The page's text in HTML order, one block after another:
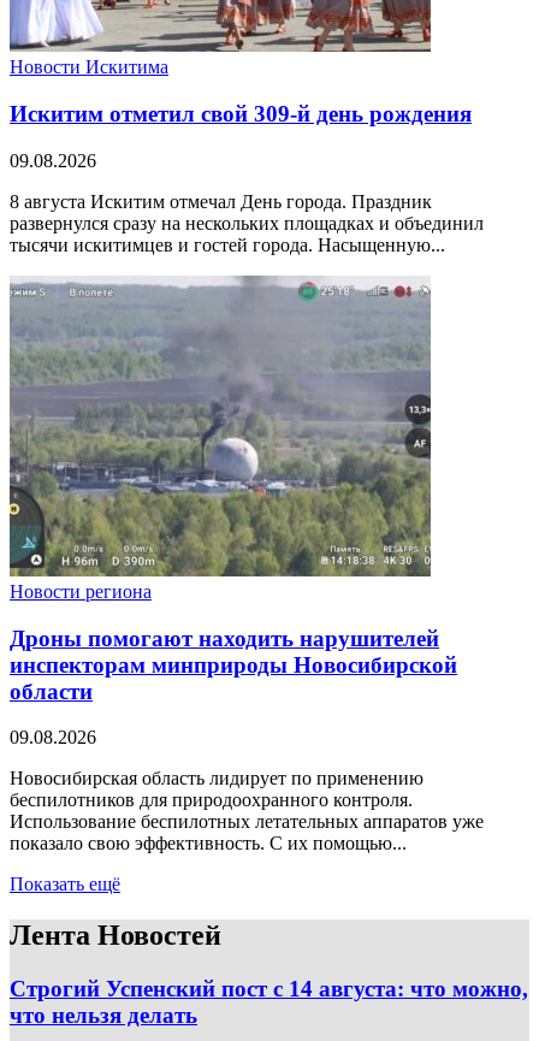
Новости Искитима
Искитим отметил свой 309-й день рождения
09.08.2026
8 августа Искитим отмечал День города. Праздник
развернулся сразу на нескольких площадках и объединил
тысячи искитимцев и гостей города. Насыщенную...
Новости региона
Дроны помогают находить нарушителей
инспекторам минприроды Новосибирской
области
09.08.2026
Новосибирская область лидирует по применению
беспилотников для природоохранного контроля.
Использование беспилотных летательных аппаратов уже
показало свою эффективность. С их помощью...
Показать ещё
Лента Новостей
Строгий Успенский пост с 14 августа: что можно,
что нельзя делать